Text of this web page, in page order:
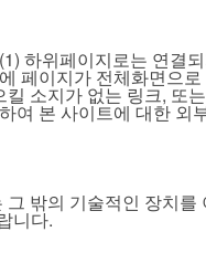
하위페이지로는 연
페이지가 전체화면으
소지가 없는 링크,
본 사이트에 대한
밖의 기술적인 장치
니다.